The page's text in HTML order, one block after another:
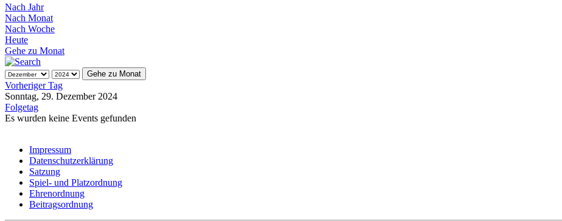
Nach Jahr
Nach Monat
Nach Woche
Heute
Gehe zu Monat
Gehe zu Monat
Vorheriger Tag
Sonntag, 29. Dezember 2024
Folgetag
Es wurden keine Events gefunden
Impressum
Datenschutzerklärung
Satzung
Spiel- und Platzordnung
Ehrenordnung
Beitragsordnung